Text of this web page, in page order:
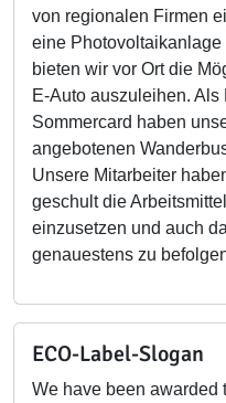
von regionalen Firmen
eine Photovoltaikanlage
bieten wir vor Ort die
E-Auto auszuleihen.
Sommercard haben
angebotenen
Unsere Mitarbeiter
geschult die
einzusetzen und auch
genauestens zu
ECO-Label-Slogan
We have been